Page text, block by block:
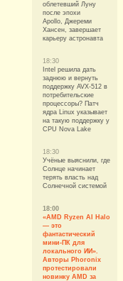
облетевший Луну
после эпохи
Apollo, Джереми
Хансен, завершает
карьеру астронавта
18:30
Intel решила дать
заднюю и вернуть
поддержку AVX-512 в
потребительские
процессоры? Патч
ядра Linux указывает
на такую поддержку у
CPU Nova Lake
18:30
Учёные выяснили, где
Солнце начинает
терять власть над
Солнечной системой
18:00
«AMD Ryzen AI Halo
— это
фантастический
мини-ПК для
локального ИИ».
Авторы Phoronix
протестировали
новинку AMD за